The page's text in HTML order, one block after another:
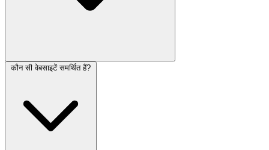
कौन सी वेबसाइटें समर्थित हैं?